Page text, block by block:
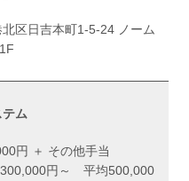
区日吉本町1-5-24 ノーム
ム
円 ＋ その他手当
円～ 平均500,000